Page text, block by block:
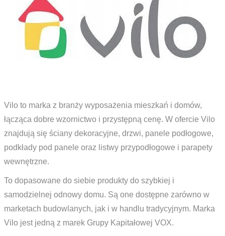
Vilo to marka z branży wyposażenia mieszkań i domów,
łącząca dobre wzornictwo i przystępną cenę. W ofercie Vilo
znajdują się ściany dekoracyjne, drzwi, panele podłogowe,
podkłady pod panele oraz listwy przypodłogowe i parapety
wewnętrzne.
To dopasowane do siebie produkty do szybkiej i
samodzielnej odnowy domu. Są one dostępne zarówno w
marketach budowlanych, jak i w handlu tradycyjnym. Marka
Vilo jest jedną z marek Grupy Kapitałowej VOX.